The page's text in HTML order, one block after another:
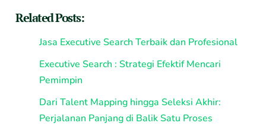
Related Posts:
Jasa Executive Search Terbaik dan Profesional
Executive Search : Strategi Efektif Mencari
Pemimpin
Dari Talent Mapping hingga Seleksi Akhir:
Perjalanan Panjang di Balik Satu Proses